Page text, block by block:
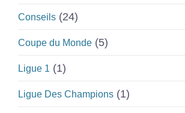
Conseils (24)
Coupe du Monde (5)
Ligue 1 (1)
Ligue Des Champions (1)